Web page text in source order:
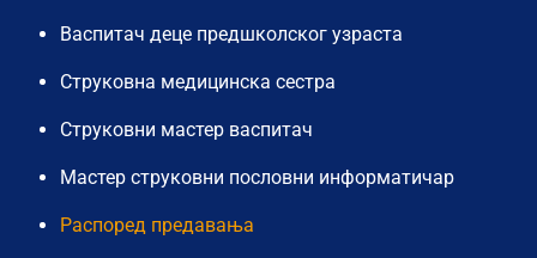
Васпитач деце предшколског узраста
Струковна медицинска сестра
Струковни мастер васпитач
Мастер струковни пословни информатичар
Распоред предавања